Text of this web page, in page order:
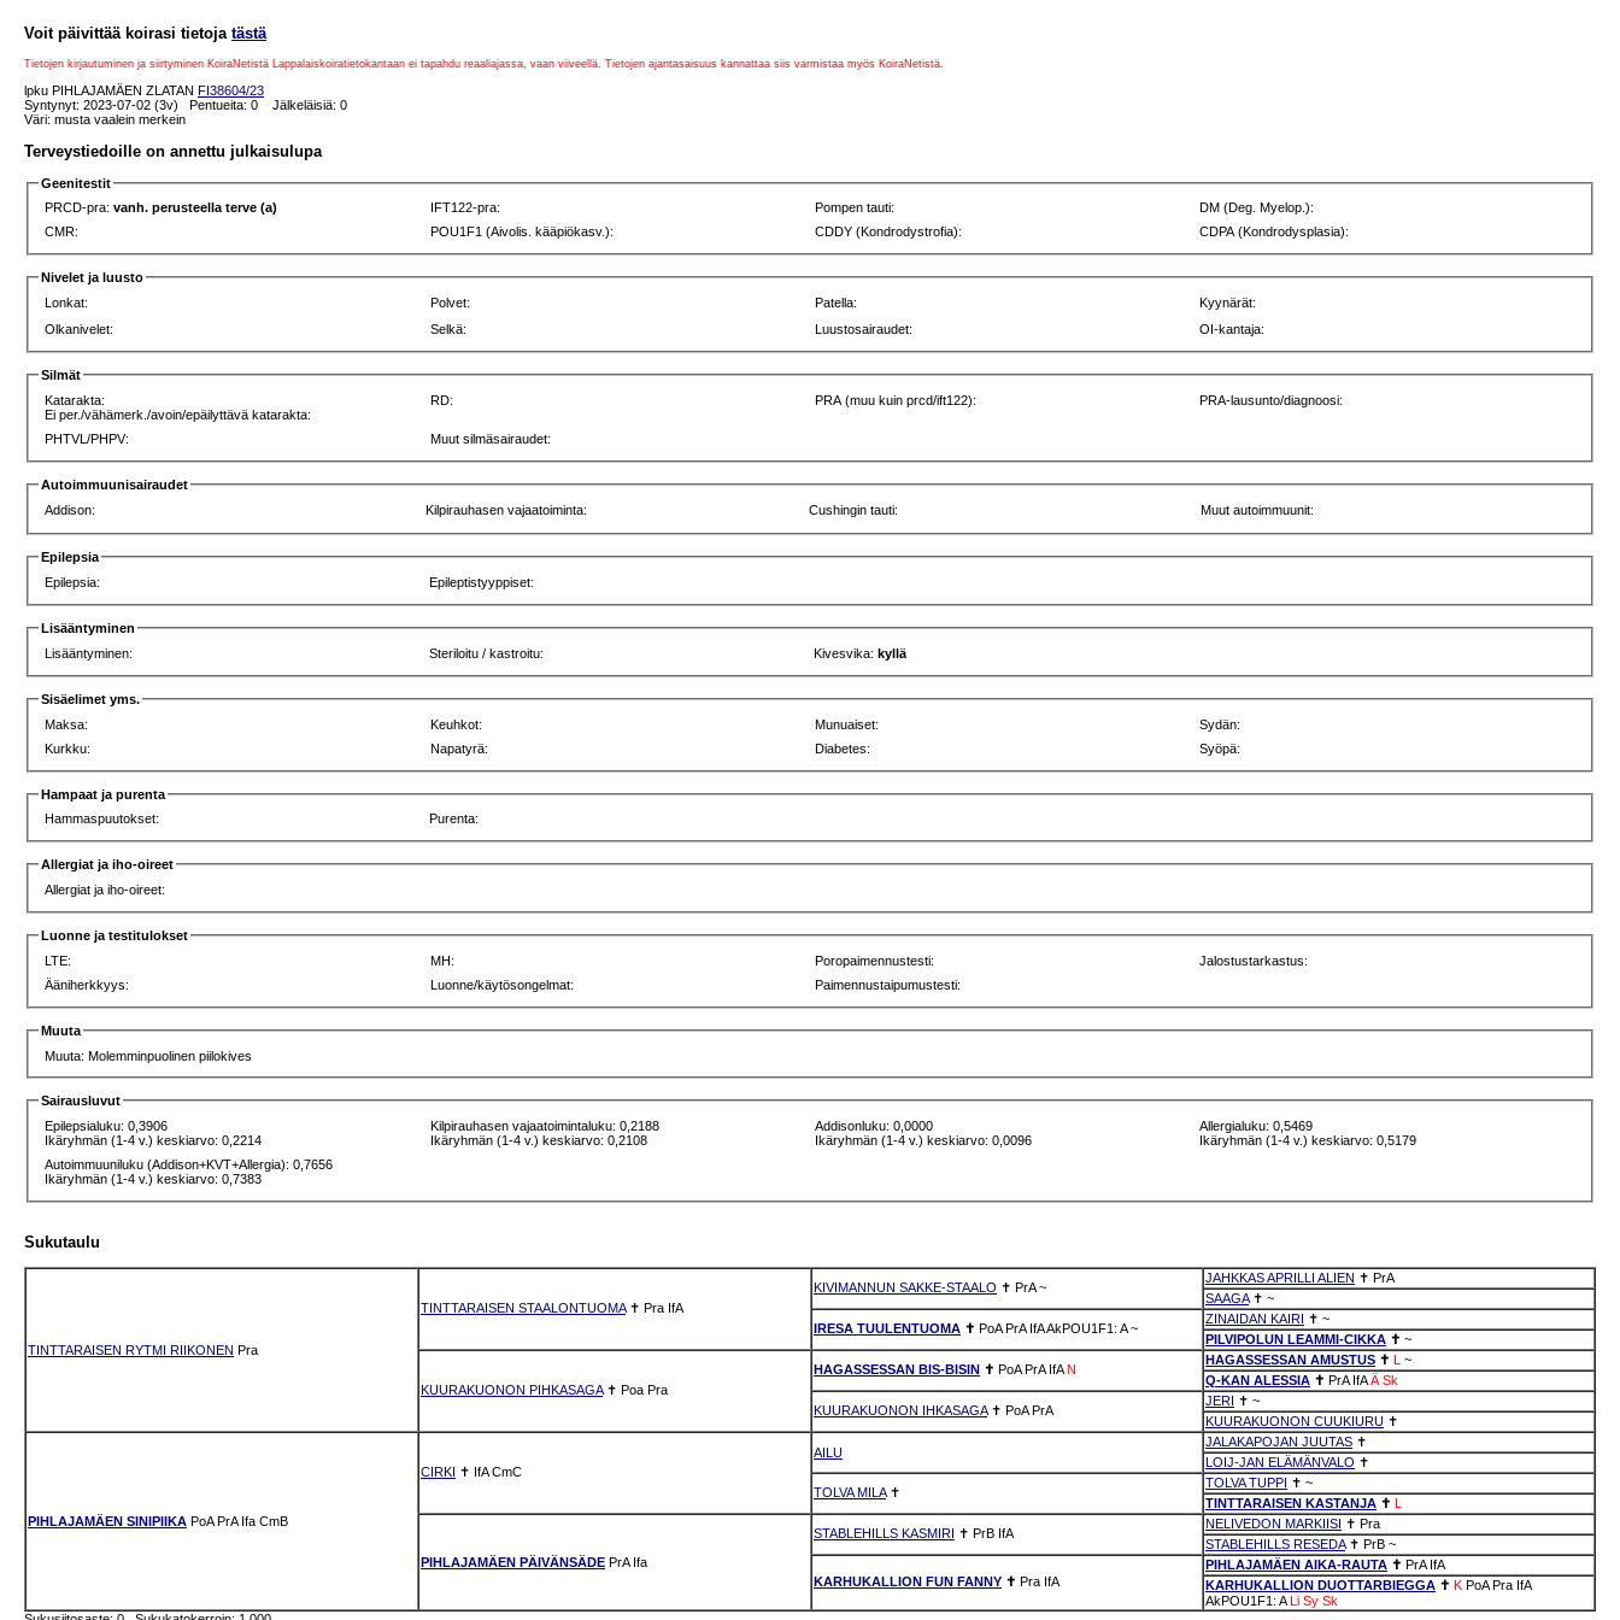
Voit päivittää koirasi tietoja tästä
Tietojen kirjautuminen ja siirtyminen KoiraNetistä Lappalaiskoiratietokantaan ei tapahdu reaaliajassa, vaan viiveellä. Tietojen ajantasaisuus kannattaa siis varmistaa myös KoiraNetistä.
lpku PIHLAJAMÄEN ZLATAN FI38604/23
Syntynyt: 2023-07-02 (3v) Pentueita: 0 Jälkeläisiä: 0
Väri: musta vaalein merkein
Terveystiedoille on annettu julkaisulupa
Geenitestit
PRCD-pra:vanh. perusteella terve (a) IFT122-pra: Pompen tauti:
DM (Deg. Myelop.):
CMR:
POU1F1 (Aivolis. kääpiökasv.): CDDY (Kondrodystrofia): CDPA (Kondrodysplasia):
Nivelet ja luusto
Lonkat:
Polvet: Patella:
Kyynärät:
Olkanivelet:
Selkä: Luustosairaudet: OI-kantaja:
Silmät
Katarakta:
Ei per./vähämerk./avoin/epäilyttävä katarakta:
RD: PRA (muu kuin prcd/ift122): PRA-lausunto/diagnoosi:
PHTVL/PHPV: Muut silmäsairaudet:
Autoimmuunisairaudet
Addison:
Kilpirauhasen vajaatoiminta: Cushingin tauti: Muut autoimmuunit:
Epilepsia
Epilepsia:
Epileptistyyppiset:
Lisääntyminen
Lisääntyminen:
Steriloitu / kastroitu: Kivesvika:kyllä
Sisäelimet yms.
Maksa:
Keuhkot: Munuaiset:
Sydän:
Kurkku:
Napatyrä: Diabetes: Syöpä:
Hampaat ja purenta
Hammaspuutokset:
Purenta:
Allergiat ja iho-oireet
Allergiat ja iho-oireet:
Luonne ja testitulokset
LTE:
MH: Poropaimennustesti:
Jalostustarkastus:
Ääniherkkyys:
Luonne/käytösongelmat: Paimennustaipumustesti:
Muuta
Muuta: Molemminpuolinen piilokives
Sairausluvut
Epilepsialuku: 0,3906
Ikäryhmän (1-4 v.) keskiarvo: 0,2214
Kilpirauhasen vajaatoimintaluku: 0,2188
Ikäryhmän (1-4 v.) keskiarvo: 0,2108
Addisonluku: 0,0000
Ikäryhmän (1-4 v.) keskiarvo: 0,0096
Allergialuku: 0,5469
Ikäryhmän (1-4 v.) keskiarvo: 0,5179
Autoimmuuniluku (Addison+KVT+Allergia): 0,7656
Ikäryhmän (1-4 v.) keskiarvo: 0,7383
Sukutaulu
TINTTARAISEN RYTMI RIIKONEN Pra
TINTTARAISEN STAALONTUOMA✝ Pra IfA
KIVIMANNUN SAKKE-STAALO ✝ PrA ~
JAHKKAS APRILLI ALIEN ✝ PrA
SAAGA✝ ~
IRESA TUULENTUOMA ✝ PoA PrA IfAAkPOU1F1: A ~
ZINAIDAN KAIRI ✝ ~
PILVIPOLUN LEAMMI-CIKKA ✝ ~
KUURAKUONON PIHKASAGA✝ Poa Pra
HAGASSESSAN BIS-BISIN ✝ PoA PrA IfA N
HAGASSESSAN AMUSTUS ✝ L ~
Q-KAN ALESSIA ✝ PrA IfA Ä Sk
KUURAKUONON IHKASAGA✝ PoA PrA
JERI ✝ ~
KUURAKUONON CUUKIURU ✝
PIHLAJAMÄEN SINIPIIKA PoA PrA Ifa CmB
CIRKI ✝ IfA CmC
AILU
JALAKAPOJAN JUUTAS ✝
LOIJ-JAN ELÄMÄNVALO ✝
TOLVA MILA✝
TOLVA TUPPI ✝ ~
TINTTARAISEN KASTANJA ✝ L
PIHLAJAMÄEN PÄIVÄNSÄDE PrA Ifa
STABLEHILLS KASMIRI ✝ PrB IfA
NELIVEDON MARKIISI ✝ Pra
STABLEHILLS RESEDA✝ PrB ~
KARHUKALLION FUN FANNY ✝ Pra IfA
PIHLAJAMÄEN AIKA-RAUTA ✝ PrA IfA
KARHUKALLION DUOTTARBIEGGA ✝ K PoA Pra IfA
AkPOU1F1: A Li Sy Sk